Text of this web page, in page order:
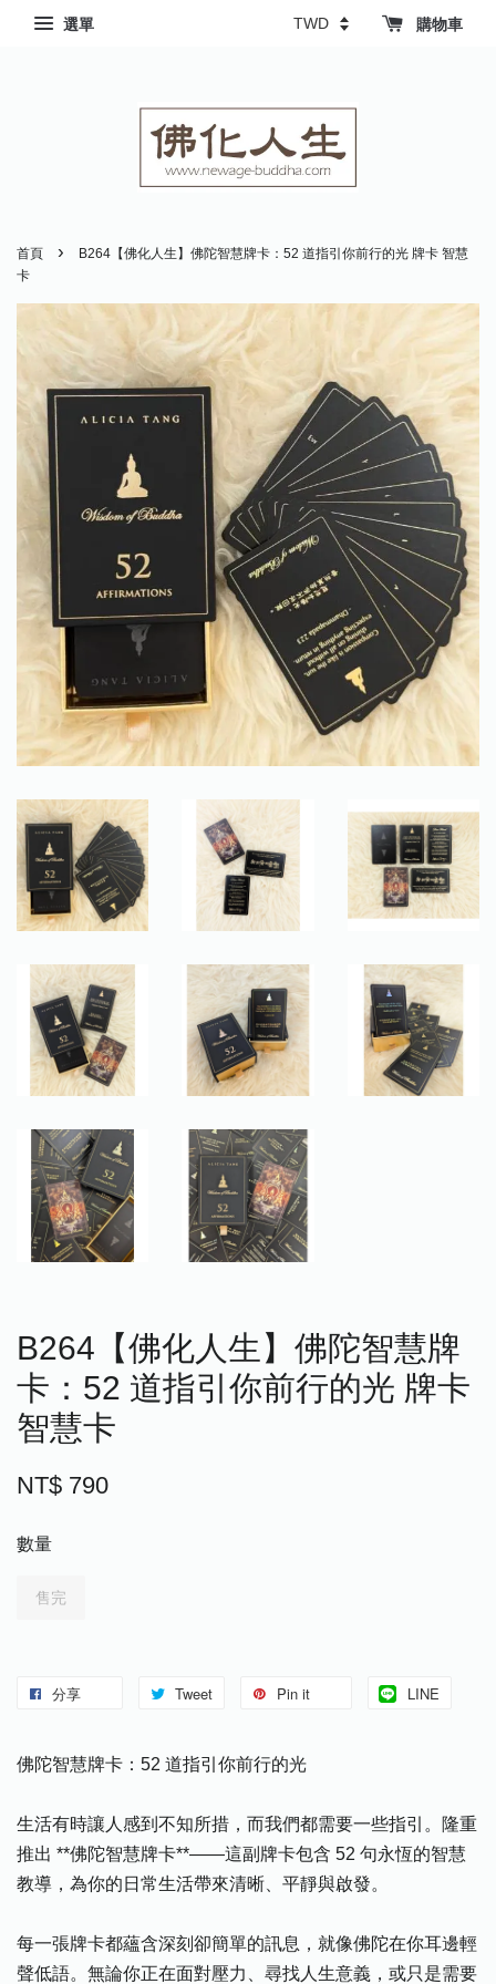
選單 購物車
首頁 ›
B264【佛化人生】佛陀智慧牌卡：52 道指引你前行的光 牌卡 智慧
卡
B264【佛化人生】佛陀智慧牌
卡：52 道指引你前行的光 牌卡
智慧卡
NT$ 790
數量
售完
分享 Tweet Pin it LINE
佛陀智慧牌卡：52 道指引你前行的光
生活有時讓人感到不知所措，而我們都需要一些指引。隆重
推出 **佛陀智慧牌卡**——這副牌卡包含 52 句永恆的智慧
教導，為你的日常生活帶來清晰、平靜與啟發。
每一張牌卡都蘊含深刻卻簡單的訊息，就像佛陀在你耳邊輕
聲低語。無論你正在面對壓力、尋找人生意義，或只是需要